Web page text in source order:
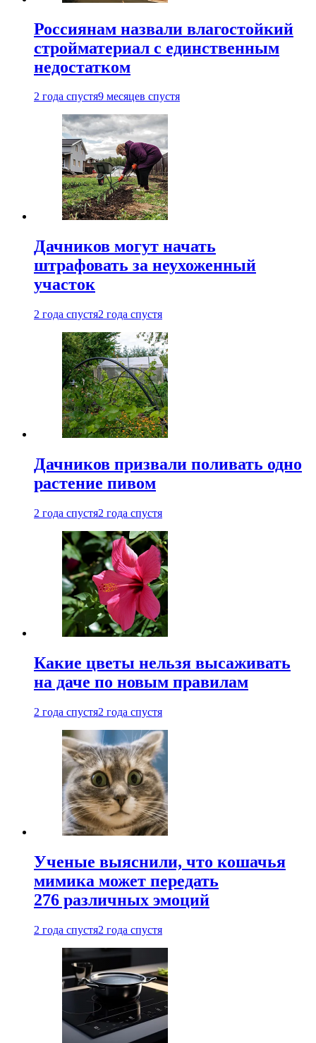
Россиянам назвали влагостойкий
стройматериал с единственным
недостатком
2 года спустя9 месяцев спустя
Дачников могут начать
штрафовать за неухоженный
участок
2 года спустя2 года спустя
Дачников призвали поливать одно
растение пивом
2 года спустя2 года спустя
Какие цветы нельзя высаживать
на даче по новым правилам
2 года спустя2 года спустя
Ученые выяснили, что кошачья
мимика может передать
276 различных эмоций
2 года спустя2 года спустя